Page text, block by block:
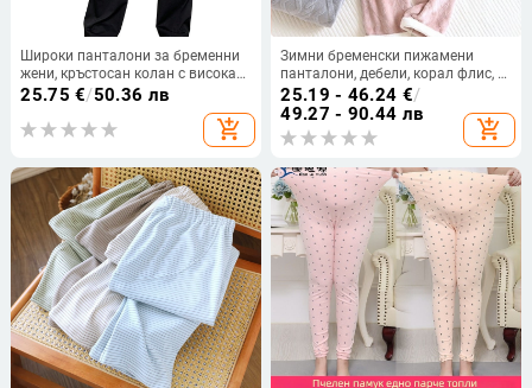
Широки панталони за бременни
жени, кръстосан колан с висока
талия, ежедневни, с тънък крой,
панталони за бременни жени с
рог, европейски и американски
25.75 €/50.36 лв
add_shopping_cart
Зимни бременски пижамени
панталони, дебели, корал флис, с
опора за корема, свободна
кройка, подходящи за външно
носене, плюс размер
25.19 - 46.24 €/
49.27 - 90.44 лв
add_shopping_cart